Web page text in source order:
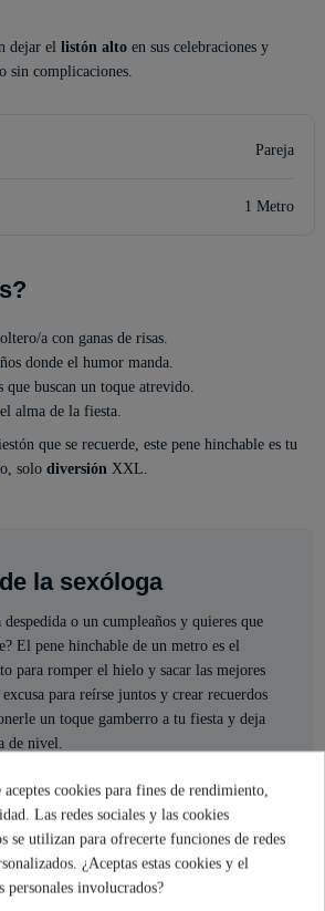
dejar el listón altoen sus celebraciones y
sin complicaciones.
Pareja
1 Metro
a con ganas de risas.
donde el humor manda.
que buscan un toque atrevido.
alma de la fiesta.
que se recuerde, este pene hinchable es tu
solo diversiónXXL.
la sexóloga
despedida o un cumpleaños y quieres que
El pene hinchable de un metro es el
para romper el hielo y sacar las mejores
para reírse juntos y crear recuerdos
un toque gamberro a tu fiesta y deja
de nivel.
Branni
Sexóloga de Industrial Erótica
Ver perfil
cookies para fines de rendimiento,
Las redes sociales y las cookies
se utilizan para ofrecerte funciones de redes
¿Aceptas estas cookies y el
personales involucrados?